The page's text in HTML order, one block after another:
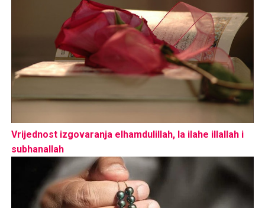
Vrijednost izgovaranja elhamdulillah, la ilahe illallah i
subhanallah